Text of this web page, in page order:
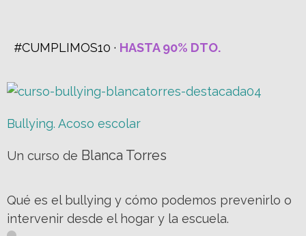
#CUMPLIMOS10 · HASTA 90% DTO.
Bullying. Acoso escolar
Un curso de Blanca Torres
Qué es el bullying y cómo podemos prevenirlo o
intervenir desde el hogar y la escuela.